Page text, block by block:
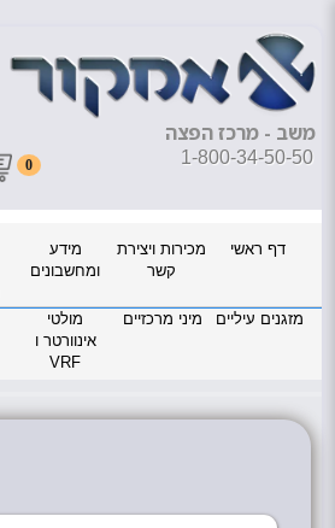
משב - מרכז הפצה
1-800-34-50-50
0
דף ראשי
מכירות ויצירת
קשר
מידע
ומחשבונים
מזגנים עיליים מיני מרכזיים
מולטי
אינוורטר ו
VRF